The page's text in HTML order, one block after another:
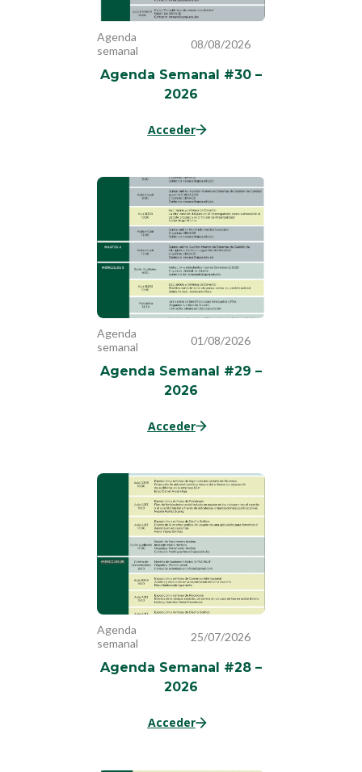
Agenda
semanal
08/08/2026
Agenda Semanal #30 –
2026
Acceder
Agenda
semanal
01/08/2026
Agenda Semanal #29 –
2026
Acceder
Agenda
semanal
25/07/2026
Agenda Semanal #28 –
2026
Acceder